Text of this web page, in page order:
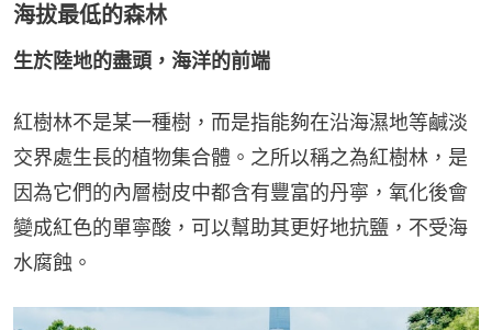
海拔最低的森林
生於陸地的盡頭，海洋的前端
紅樹林不是某一種樹，而是指能夠在沿海濕地等鹹淡
交界處生長的植物集合體。之所以稱之為紅樹林，是
因為它們的內層樹皮中都含有豐富的丹寧，氧化後會
變成紅色的單寧酸，可以幫助其更好地抗鹽，不受海
水腐蝕。